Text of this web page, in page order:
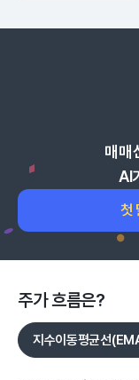
매매
AI
첫
주가 흐름은?
지수이동평균선